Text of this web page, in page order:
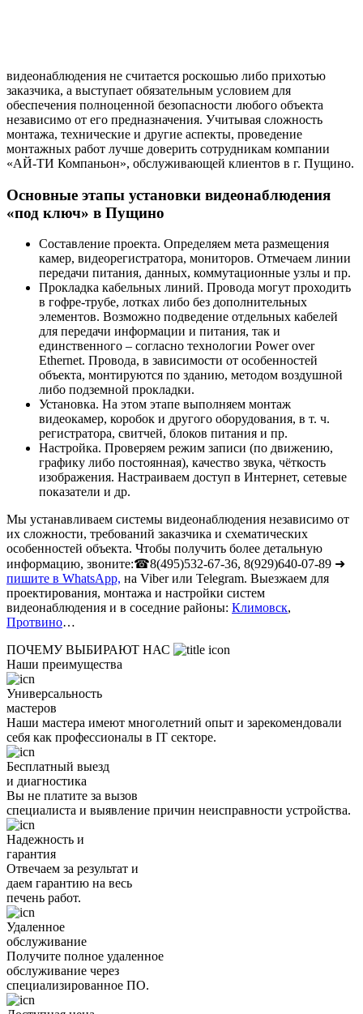
видеонаблюдения не считается роскошью либо прихотью
заказчика, а выступает обязательным условием для
обеспечения полноценной безопасности любого объекта
независимо от его предназначения. Учитывая сложность
монтажа, технические и другие аспекты, проведение
монтажных работ лучше доверить сотрудникам компании
«АЙ-ТИ Компаньон», обслуживающей клиентов в г. Пущино.
Основные этапы установки видеонаблюдения
«под ключ» в Пущино
Составление проекта. Определяем мета размещения
камер, видеорегистратора, мониторов. Отмечаем линии
передачи питания, данных, коммутационные узлы и пр.
Прокладка кабельных линий. Провода могут проходить
в гофре-трубе, лотках либо без дополнительных
элементов. Возможно подведение отдельных кабелей
для передачи информации и питания, так и
единственного – согласно технологии Power over
Ethernet. Провода, в зависимости от особенностей
объекта, монтируются по зданию, методом воздушной
либо подземной прокладки.
Установка. На этом этапе выполняем монтаж
видеокамер, коробок и другого оборудования, в т. ч.
регистратора, свитчей, блоков питания и пр.
Настройка. Проверяем режим записи (по движению,
графику либо постоянная), качество звука, чёткость
изображения. Настраиваем доступ в Интернет, сетевые
показатели и др.
Мы устанавливаем системы видеонаблюдения независимо от
их сложности, требований заказчика и схематических
особенностей объекта. Чтобы получить более детальную
информацию, звоните:☎8(495)532-67-36, 8(929)640-07-89 ➜
пишите в WhatsApp, на Viber или Telegram. Выезжаем для
проектирования, монтажа и настройки систем
видеонаблюдения и в соседние районы: Климовск,
Протвино…
ПОЧЕМУ ВЫБИРАЮТ НАС
Наши преимущества
Универсальность
мастеров
Наши мастера имеют многолетний опыт и зарекомендовали
себя как профессионалы в IT секторе.
Бесплатный выезд
и диагностика
Вы не платите за вызов
специалиста и выявление причин неисправности устройства.
Надежность и
гарантия
Отвечаем за результат и
даем гарантию на весь
печень работ.
Удаленное
обслуживание
Получите полное удаленное
обслуживание через
специализированное ПО.